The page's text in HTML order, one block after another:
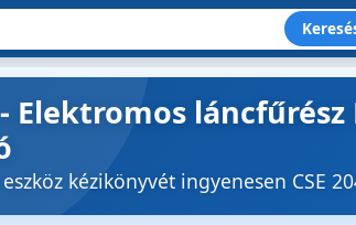
- Elektromos
kézikönyvét ingyenesen CSE